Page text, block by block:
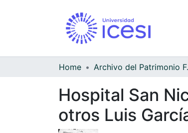
Home Archivo
Hospital San
otros Luis